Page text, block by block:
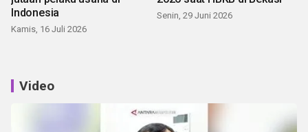
Indonesia
Kamis, 16 Juli 2026
Senin, 29 Juni 2026
Video